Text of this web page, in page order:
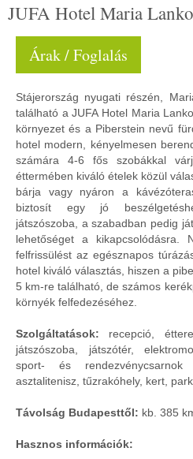
JUFA Hotel Maria
Árak / Foglalás
Stájerország nyugati részén,
található a JUFA Hotel Maria
környezet és a Piberstein nevű
hotel modern, kényelmesen
számára 4-6 fős szobákkal
éttermében kiváló ételek közül
bárja vagy nyáron a
biztosít egy jó
játszószoba, a szabadban pedig
lehetőséget a kikapcsolódásra.
felfrissülést az egésznapos
hotel kiváló választás, hiszen a
5 km-re található, de számos
környék felfedezéséhez.
Szolgáltatások: recepció,
játszószoba, játszótér,
sport- és
asztalitenisz, tűzrakóhely, kert,
Távolság Budapesttől: kb. 385
Hasznos információk: